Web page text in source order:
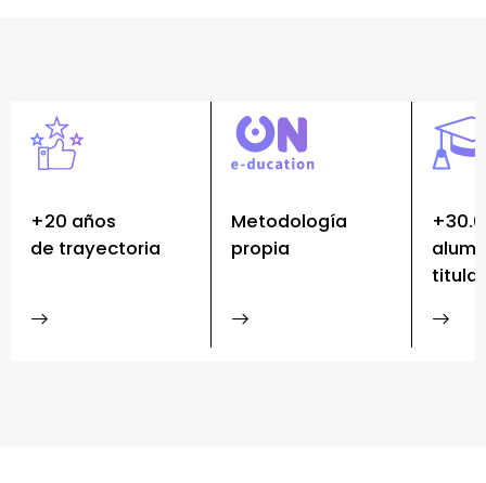
+20 años
de trayectoria
Metodología
propia